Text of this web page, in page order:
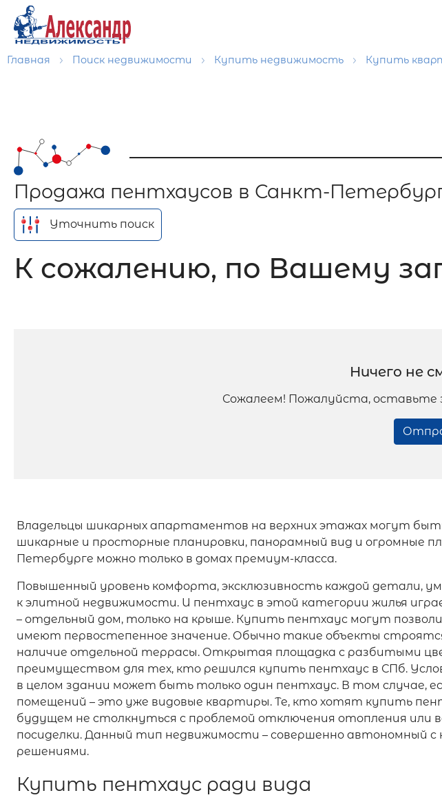
Главная Поиск недвижимости Купить недвижимость Купить
Продажа пентхаусов в Санкт-
Уточнить поиск
К сожалению, по Вашему
Ничего не
Сожалеем! Пожалуйста, оставьте
Владельцы шикарных апартаментов на верхних этажах могут
шикарные и просторные планировки, панорамный вид и огромные
Петербурге можно только в домах премиум-класса.
Повышенный уровень комфорта, эксклюзивность каждой детали,
к элитной недвижимости. И пентхаус в этой категории жилья
– отдельный дом, только на крыше. Купить пентхаус могут
имеют первостепенное значение. Обычно такие объекты
наличие отдельной террасы. Открытая площадка с разбитыми
преимуществом для тех, кто решился купить пентхаус в СПб.
в целом здании может быть только один пентхаус. В том случае,
помещений – это уже видовые квартиры. Те, кто хотят купить
будущем не столкнуться с проблемой отключения отопления
посиделки. Данный тип недвижимости – совершенно автономный
решениями.
Купить пентхаус ради вида